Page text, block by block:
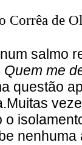
Corrêa de
salmo
Quem me
questão